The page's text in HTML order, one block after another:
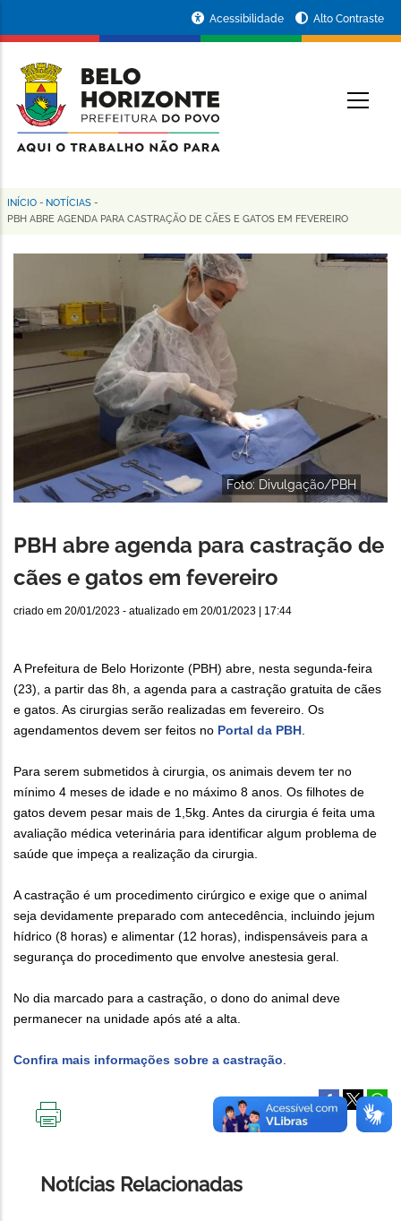
conteúdo
principal
da
Prefeitura
de
Horizonte
Acessibilidade Alto Contraste
Trilha
INÍCIO - NOTÍCIAS -
PBH ABRE AGENDA PARA CASTRAÇÃO DE CÃES E GATOS EM FEVEREIRO
Foto: Divulgação/PBH
PBH abre agenda para castração de
cães e gatos em fevereiro
criado em 20/01/2023 - atualizado em 20/01/2023 | 17:44
A Prefeitura de Belo Horizonte (PBH) abre, nesta segunda-feira
(23), a partir das 8h, a agenda para a castração gratuita de cães
e gatos. As cirurgias serão realizadas em fevereiro. Os
agendamentos devem ser feitos no Portal da PBH.
Para serem submetidos à cirurgia, os animais devem ter no
mínimo 4 meses de idade e no máximo 8 anos. Os filhotes de
gatos devem pesar mais de 1,5kg. Antes da cirurgia é feita uma
avaliação médica veterinária para identificar algum problema de
saúde que impeça a realização da cirurgia.
A castração é um procedimento cirúrgico e exige que o animal
seja devidamente preparado com antecedência, incluindo jejum
hídrico (8 horas) e alimentar (12 horas), indispensáveis para a
segurança do procedimento que envolve anestesia geral.
No dia marcado para a castração, o dono do animal deve
permanecer na unidade após até a alta.
Confira mais informações sobre a castração.
Notícias Relacionadas